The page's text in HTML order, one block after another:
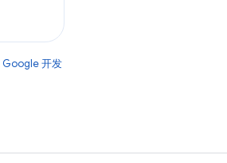
Google 开发